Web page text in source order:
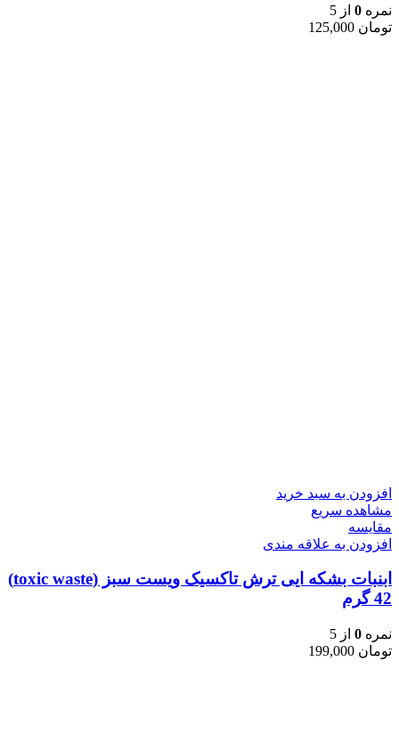
نمره 0 از 5
تومان
افزودن به سبد خرید
مشاهده سریع
مقایسه
افزودن به علاقه مندی
ابنبات بشکه ایی ترش تاکسیک ویست سبز (toxic waste)
42 گرم
نمره 0 از 5
تومان